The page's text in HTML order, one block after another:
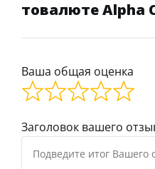
товалюте Alpha
Ваша общая оценка
Заголовок вашего